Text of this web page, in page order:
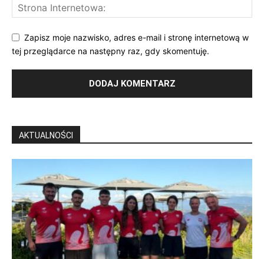
Zapisz moje nazwisko, adres e-mail i stronę internetową w
tej przeglądarce na następny raz, gdy skomentuję.
AKTUALNOŚCI